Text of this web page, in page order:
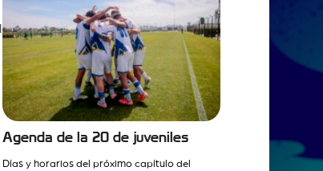
Agenda de la 20 de juveniles
Días y horarios del próximo capítulo del